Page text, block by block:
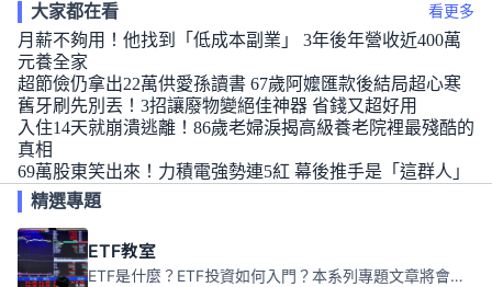
大家都在看 看更多
月薪不夠用！他找到「低成本副業」 3年後年營收近400萬
元養全家
超節儉仍拿出22萬供愛孫讀書 67歲阿嬤匯款後結局超心寒
舊牙刷先別丟！3招讓廢物變絕佳神器 省錢又超好用
入住14天就崩潰逃離！86歲老婦淚揭高級養老院裡最殘酷的
真相
69萬股東笑出來！力積電強勢連5紅 幕後推手是「這群人」
精選專題
ETF教室
ETF是什麼？ETF投資如何入門？本系列專題文章將會告訴你新手必須知道的ETF基礎知識。